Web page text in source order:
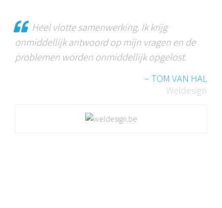
Heel vlotte samenwerking. Ik krijg
onmiddellijk antwoord op mijn vragen en de
problemen worden onmiddellijk opgelost.
– TOM VAN HAL
Weldesign